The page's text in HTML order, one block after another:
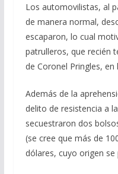
Los automovilistas, al
de manera normal,
escaparon, lo cual
patrulleros, que recién
de Coronel Pringles,
Además de la
delito de resistencia a
secuestraron dos
(se cree que más de
dólares, cuyo origen